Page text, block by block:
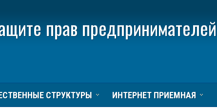
прав предпринимателей
СТРУКТУРЫ ИНТЕРНЕТ ПРИЕМНАЯ